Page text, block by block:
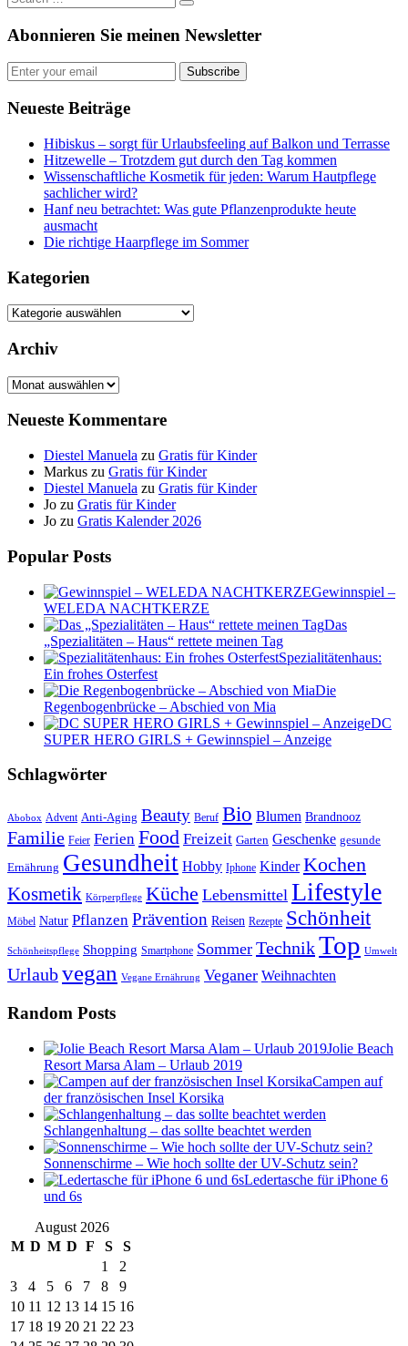
Abonnieren Sie meinen Newsletter
Subscribe
Neueste Beiträge
Hibiskus – sorgt für Urlaubsfeeling auf Balkon und Terrasse
Hitzewelle – Trotzdem gut durch den Tag kommen
Wissenschaftliche Kosmetik für jeden: Warum Hautpflege
sachlicher wird?
Hanf neu betrachtet: Was gute Pflanzenprodukte heute
ausmacht
Die richtige Haarpflege im Sommer
Kategorien
Kategorien
Archiv
Archiv
Neueste Kommentare
Diestel Manuela zu Gratis für Kinder
Markus zu Gratis für Kinder
Diestel Manuela zu Gratis für Kinder
Jo zu Gratis für Kinder
Jo zu Gratis Kalender 2026
Popular Posts
Gewinnspiel –
WELEDA NACHTKERZE
Das
„Spezialitäten – Haus“ rettete meinen Tag
Spezialitätenhaus:
Ein frohes Osterfest
Die
Regenbogenbrücke – Abschied von Mia
DC
SUPER HERO GIRLS + Gewinnspiel – Anzeige
Schlagwörter
Abobox Advent Anti-Aging Beauty Beruf Bio Blumen Brandnooz
Familie Feier Ferien Food Freizeit Garten Geschenke gesunde
Ernährung Gesundheit Hobby Iphone Kinder Kochen
Kosmetik Körperpflege Küche Lebensmittel Lifestyle
Möbel Natur Pflanzen Prävention Reisen Rezepte Schönheit
Schönheitspflege Shopping Smartphone Sommer TechnikTop Umwelt
Urlaubvegan Vegane Ernährung Veganer Weihnachten
Random Posts
Jolie Beach
Resort Marsa Alam – Urlaub 2019
Campen auf
der französischen Insel Korsika
Schlangenhaltung – das sollte beachtet werden
Sonnenschirme – Wie hoch sollte der UV-Schutz sein?
Ledertasche für iPhone 6
und 6s
August 2026
M D M D F S
S
1
2
3
4 5 6 7 8
9
10 11 12 13 14 15 16
17 18 19 20 21 22 23